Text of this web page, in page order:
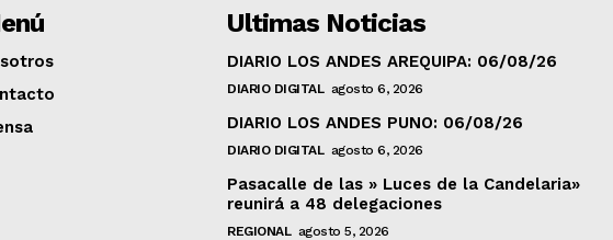
Ultimas Noticias
DIARIO LOS ANDES AREQUIPA: 06/08/26
DIARIO DIGITAL agosto 6, 2026
DIARIO LOS ANDES PUNO: 06/08/26
DIARIO DIGITAL agosto 6, 2026
Pasacalle de las » Luces de la Candelaria»
reunirá a 48 delegaciones
REGIONAL agosto 5, 2026